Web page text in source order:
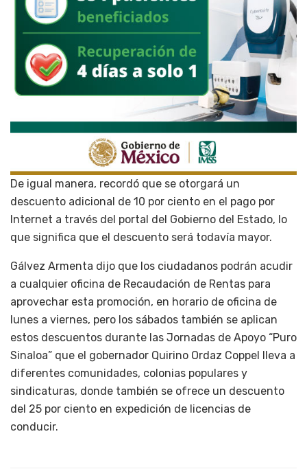
De igual manera, recordó que se otorgará un
descuento adicional de 10 por ciento en el pago por
Internet a través del portal del Gobierno del Estado, lo
que significa que el descuento será todavía mayor.
Gálvez Armenta dijo que los ciudadanos podrán acudir
a cualquier oficina de Recaudación de Rentas para
aprovechar esta promoción, en horario de oficina de
lunes a viernes, pero los sábados también se aplican
estos descuentos durante las Jornadas de Apoyo “Puro
Sinaloa” que el gobernador Quirino Ordaz Coppel lleva a
diferentes comunidades, colonias populares y
sindicaturas, donde también se ofrece un descuento
del 25 por ciento en expedición de licencias de
conducir.